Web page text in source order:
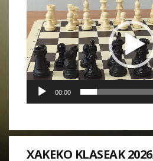
de
vídeo
00:00
XAKEKO KLASEAK